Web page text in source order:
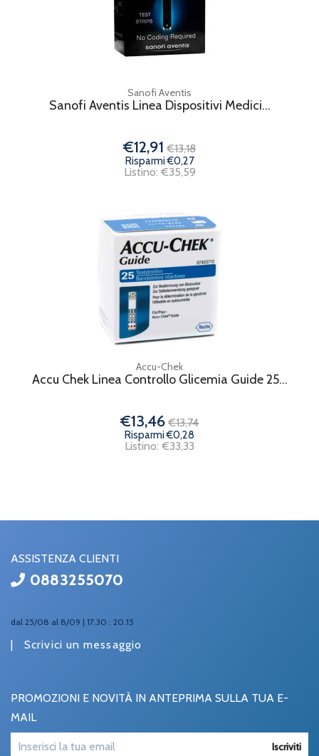
Sanofi Aventis
Sanofi Aventis Linea Dispositivi Medici...
€12,91 €13,18
Risparmi €0,27
Listino: €35,59
Accu-Chek
Accu Chek Linea Controllo Glicemia Guide 25...
€13,46 €13,74
Risparmi €0,28
Listino: €33,33
ASSISTENZA CLIENTI
0883255070
dal 25/08 al 8/09 | 17.30 : 20.15
| Scrivici un messaggio
PROMOZIONI E NOVITÀ IN ANTEPRIMA SULLA TUA E-
MAIL
Iscriviti